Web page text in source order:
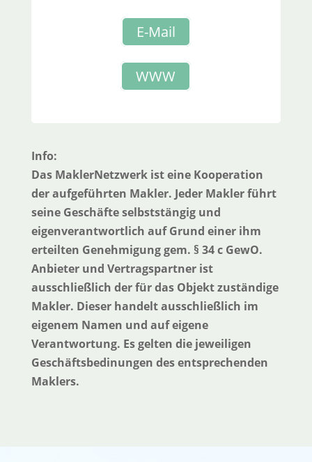
E-Mail
WWW
Info:
Das MaklerNetzwerk ist eine Kooperation
der aufgeführten Makler. Jeder Makler führt
seine Geschäfte selbststängig und
eigenverantwortlich auf Grund einer ihm
erteilten Genehmigung gem. § 34 c GewO.
Anbieter und Vertragspartner ist
ausschließlich der für das Objekt zuständige
Makler. Dieser handelt ausschließlich im
eigenem Namen und auf eigene
Verantwortung. Es gelten die jeweiligen
Geschäftsbedinungen des entsprechenden
Maklers.